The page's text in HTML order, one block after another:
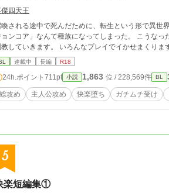
四天王
される途中で死んだために、転生という形で異世
ンコア」なんて種族になってしまった。 こうなったら全力で楽しもう。性
連載中 長編 R18
24h.ポイント 711pt 小説 1,863 位 / 228,569件 BL
総攻め 主人公攻め 快楽堕ち ガチムチ受け
5
楽短編集①